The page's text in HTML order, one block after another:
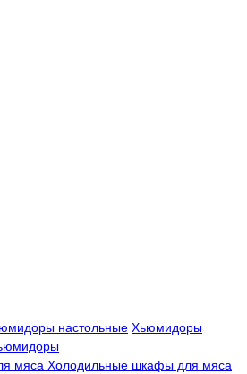
настольные Хьюмидоры
мяса Холодильные шкафы для мяса